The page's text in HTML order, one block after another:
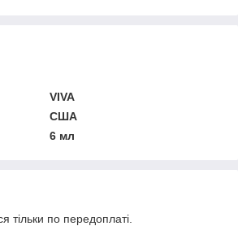
VIVA
США
6 мл
тільки по передоплаті.